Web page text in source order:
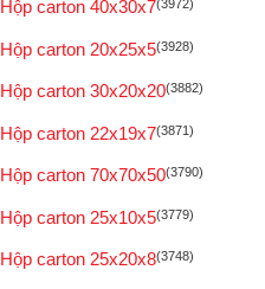
Hộp carton 40x30x7(3972)
Hộp carton 20x25x5(3928)
Hộp carton 30x20x20(3882)
Hộp carton 22x19x7(3871)
Hộp carton 70x70x50(3790)
Hộp carton 25x10x5(3779)
Hộp carton 25x20x8(3748)